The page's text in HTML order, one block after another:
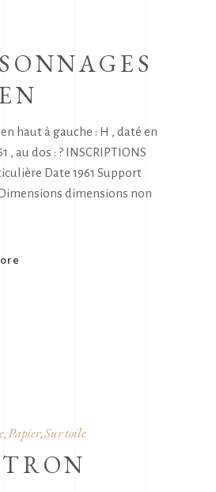
haut à gauche : H , daté en
, au dos : ? INSCRIPTIONS
Date 1961 Support
dimensions non
Papier, Sur toile